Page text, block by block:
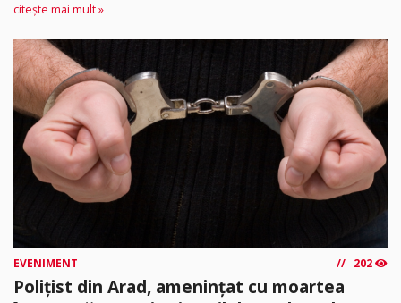
citește mai mult »
EVENIMENT 202
Polițist din Arad, amenințat cu moartea